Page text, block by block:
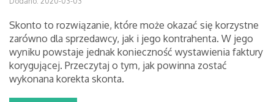
Skonto to rozwiązanie, które może okazać się korzystne
zarówno dla sprzedawcy, jak i jego kontrahenta. W jego
wyniku powstaje jednak konieczność wystawienia faktury
korygującej. Przeczytaj o tym, jak powinna zostać
wykonana korekta skonta.